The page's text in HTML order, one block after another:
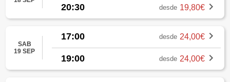
20:30 desde 19,80€
SAB
19 SEP
17:00 desde 24,00€
19:00 desde 24,00€